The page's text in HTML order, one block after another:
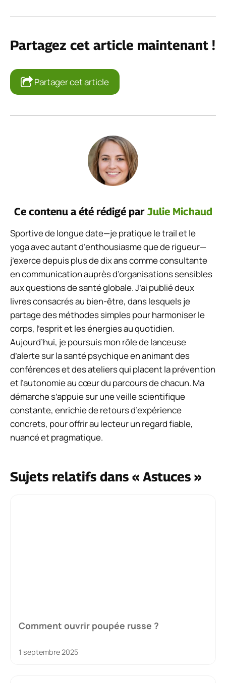
Partagez cet article maintenant !
Partager cet article
Ce contenu a été rédigé par Julie Michaud
Sportive de longue date—je pratique le trail et le
yoga avec autant d’enthousiasme que de rigueur—
j’exerce depuis plus de dix ans comme consultante
en communication auprès d’organisations sensibles
aux questions de santé globale. J’ai publié deux
livres consacrés au bien-être, dans lesquels je
partage des méthodes simples pour harmoniser le
corps, l’esprit et les énergies au quotidien.
Aujourd’hui, je poursuis mon rôle de lanceuse
d’alerte sur la santé psychique en animant des
conférences et des ateliers qui placent la prévention
et l’autonomie au cœur du parcours de chacun. Ma
démarche s’appuie sur une veille scientifique
constante, enrichie de retours d’expérience
concrets, pour offrir au lecteur un regard fiable,
nuancé et pragmatique.
Sujets relatifs dans « Astuces »
Comment ouvrir poupée russe ?
1 septembre 2025